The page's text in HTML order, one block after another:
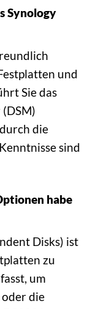
Synology
und
Sie das
die
sind
habe
Disks) ist
zu
um
die